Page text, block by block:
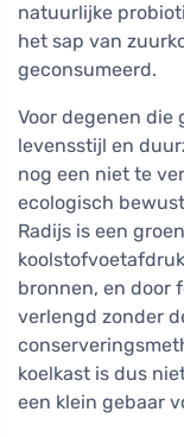
natuurlijke
het sap van
geconsumeerd.
Voor degenen die
levensstijl en
nog een niet te
ecologisch
Radijs is een
bronnen, en door
verlengd zonder
koelkast is dus
een klein gebaar